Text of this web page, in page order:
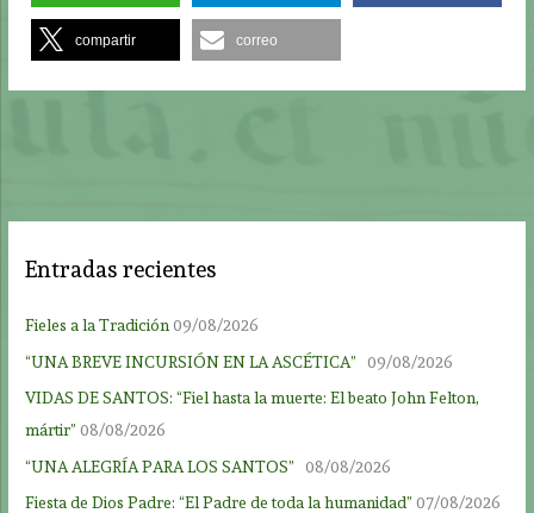
compartir correo
Entradas recientes
Fieles a la Tradición09/08/2026
“UNA BREVE INCURSIÓN EN LA ASCÉTICA”
09/08/2026
VIDAS DE SANTOS: “Fiel hasta la muerte: El beato John Felton,
mártir” 08/08/2026
“UNA ALEGRÍA PARA LOS SANTOS”
08/08/2026
Fiesta de Dios Padre: “El Padre de toda la humanidad” 07/08/2026